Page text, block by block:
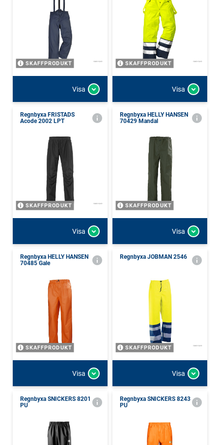
SKAFFPRODUKT
Visa
SKAFFPRODUKT
Visa
Regnbyxa FRISTADS
Acode 2002 LPT
SKAFFPRODUKT
Visa
Regnbyxa HELLY HANSEN
70429 Mandal
SKAFFPRODUKT
Visa
Regnbyxa HELLY HANSEN
70485 Gale
SKAFFPRODUKT
Visa
Regnbyxa JOBMAN 2546
SKAFFPRODUKT
Visa
Regnbyxa SNICKERS 8201
PU
Regnbyxa SNICKERS 8243
PU